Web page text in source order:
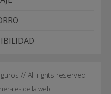
// All rights reserved
de la web